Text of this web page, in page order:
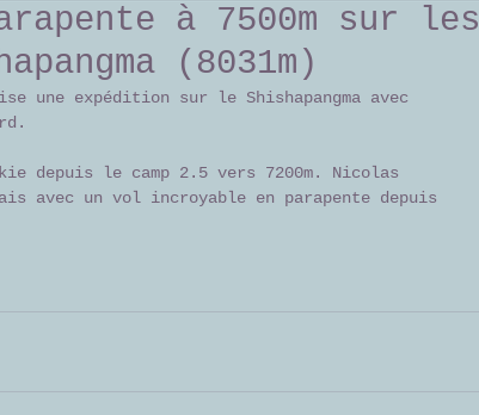
à 7500m sur les
(8031m)
une expédition sur le Shishapangma avec
depuis le camp 2.5 vers 7200m. Nicolas
avec un vol incroyable en parapente depuis